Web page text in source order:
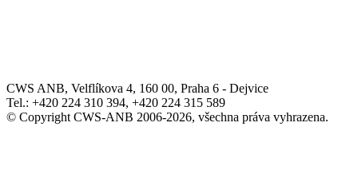
CWS ANB, Velflíkova 4, 160 00, Praha 6 - Dejvice
Tel.: +420 224 310 394, +420 224 315 589
© Copyright CWS-ANB 2006-2026, všechna práva vyhrazena.